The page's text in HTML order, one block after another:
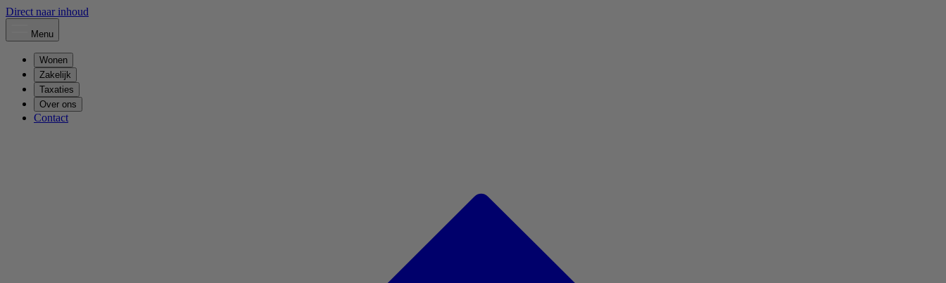
Direct naar inhoud
Menu
Wonen
Zakelijk
Taxaties
Over ons
Contact